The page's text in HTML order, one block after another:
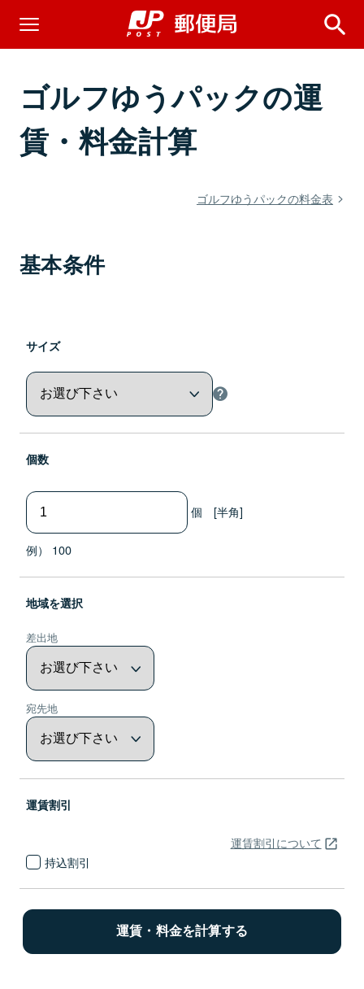
ゴルフゆうパックの運
賃・料金計算
ゴルフゆうパックの料金表
基本条件
サイズ
個数
個 [半角]
例） 100
地域を選択
差出地
宛先地
運賃割引
運賃割引について
持込割引